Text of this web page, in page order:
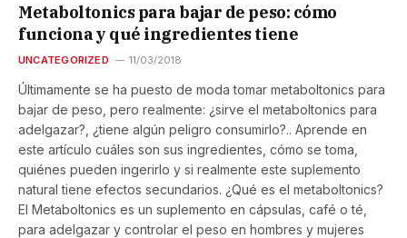
Metaboltonics para bajar de peso: cómo
funciona y qué ingredientes tiene
UNCATEGORIZED 11/03/2018
Últimamente se ha puesto de moda tomar metaboltonics para
bajar de peso, pero realmente: ¿sirve el metaboltonics para
adelgazar?, ¿tiene algún peligro consumirlo?.. Aprende en
este artículo cuáles son sus ingredientes, cómo se toma,
quiénes pueden ingerirlo y si realmente este suplemento
natural tiene efectos secundarios. ¿Qué es el metaboltonics?
El Metaboltonics es un suplemento en cápsulas, café o té,
para adelgazar y controlar el peso en hombres y mujeres